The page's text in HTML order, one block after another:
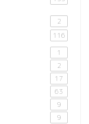
2
116
1
2
17
63
9
9